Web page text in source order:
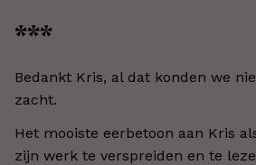
***
Bedankt Kris, al dat konden we
zacht.
Het mooiste eerbetoon aan Kris
zijn werk te verspreiden en te